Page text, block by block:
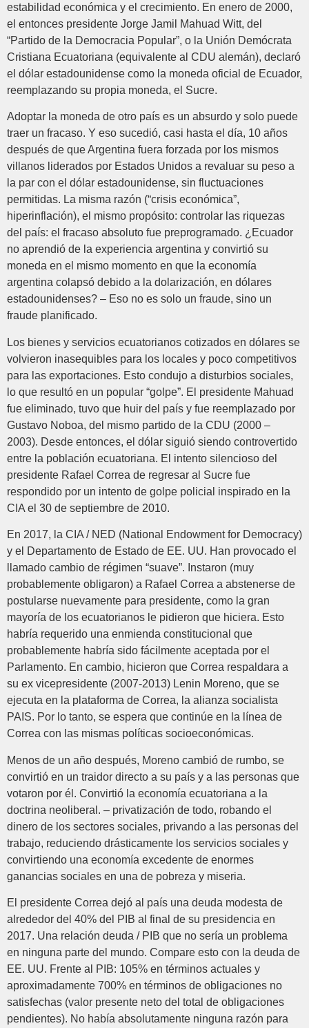
estabilidad económica y el crecimiento. En enero de 2000,
el entonces presidente Jorge Jamil Mahuad Witt, del
“Partido de la Democracia Popular”, o la Unión Demócrata
Cristiana Ecuatoriana (equivalente al CDU alemán), declaró
el dólar estadounidense como la moneda oficial de Ecuador,
reemplazando su propia moneda, el Sucre.
Adoptar la moneda de otro país es un absurdo y solo puede
traer un fracaso. Y eso sucedió, casi hasta el día, 10 años
después de que Argentina fuera forzada por los mismos
villanos liderados por Estados Unidos a revaluar su peso a
la par con el dólar estadounidense, sin fluctuaciones
permitidas. La misma razón (“crisis económica”,
hiperinflación), el mismo propósito: controlar las riquezas
del país: el fracaso absoluto fue preprogramado. ¿Ecuador
no aprendió de la experiencia argentina y convirtió su
moneda en el mismo momento en que la economía
argentina colapsó debido a la dolarización, en dólares
estadounidenses? – Eso no es solo un fraude, sino un
fraude planificado.
Los bienes y servicios ecuatorianos cotizados en dólares se
volvieron inasequibles para los locales y poco competitivos
para las exportaciones. Esto condujo a disturbios sociales,
lo que resultó en un popular “golpe”. El presidente Mahuad
fue eliminado, tuvo que huir del país y fue reemplazado por
Gustavo Noboa, del mismo partido de la CDU (2000 –
2003). Desde entonces, el dólar siguió siendo controvertido
entre la población ecuatoriana. El intento silencioso del
presidente Rafael Correa de regresar al Sucre fue
respondido por un intento de golpe policial inspirado en la
CIA el 30 de septiembre de 2010.
En 2017, la CIA / NED (National Endowment for Democracy)
y el Departamento de Estado de EE. UU. Han provocado el
llamado cambio de régimen “suave”. Instaron (muy
probablemente obligaron) a Rafael Correa a abstenerse de
postularse nuevamente para presidente, como la gran
mayoría de los ecuatorianos le pidieron que hiciera. Esto
habría requerido una enmienda constitucional que
probablemente habría sido fácilmente aceptada por el
Parlamento. En cambio, hicieron que Correa respaldara a
su ex vicepresidente (2007-2013) Lenin Moreno, que se
ejecuta en la plataforma de Correa, la alianza socialista
PAIS. Por lo tanto, se espera que continúe en la línea de
Correa con las mismas políticas socioeconómicas.
Menos de un año después, Moreno cambió de rumbo, se
convirtió en un traidor directo a su país y a las personas que
votaron por él. Convirtió la economía ecuatoriana a la
doctrina neoliberal. – privatización de todo, robando el
dinero de los sectores sociales, privando a las personas del
trabajo, reduciendo drásticamente los servicios sociales y
convirtiendo una economía excedente de enormes
ganancias sociales en una de pobreza y miseria.
El presidente Correa dejó al país una deuda modesta de
alrededor del 40% del PIB al final de su presidencia en
2017. Una relación deuda / PIB que no sería un problema
en ninguna parte del mundo. Compare esto con la deuda de
EE. UU. Frente al PIB: 105% en términos actuales y
aproximadamente 700% en términos de obligaciones no
satisfechas (valor presente neto del total de obligaciones
pendientes). No había absolutamente ninguna razón para